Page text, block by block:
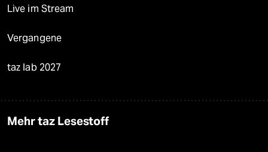
Live im Stream
Vergangene
taz lab 2027
Mehr taz Lesestoff